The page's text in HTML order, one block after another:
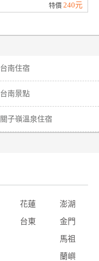
特價 240元
台南住宿
台南景點
關子嶺溫泉住宿
花蓮 澎湖
台東 金門
馬祖
蘭嶼